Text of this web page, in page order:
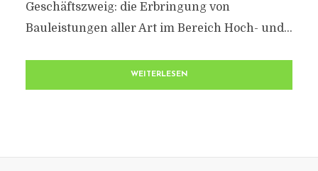
Geschäftszweig: die Erbringung von
Bauleistungen aller Art im Bereich Hoch- und...
WEITERLESEN